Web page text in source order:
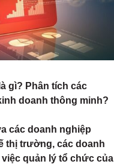
là gì? Phân tích các
doanh thông minh?
các doanh nghiệp
thị trường, các doanh
quản lý tổ chức của